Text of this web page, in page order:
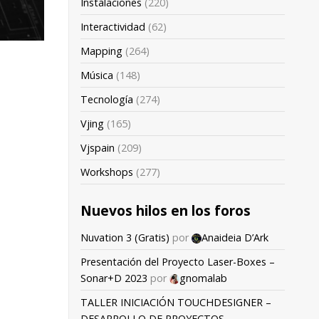
Instalaciones (220)
Interactividad (62)
Mapping (264)
Música (148)
Tecnología (274)
Vjing (165)
Vjspain (209)
Workshops (277)
Nuevos hilos en los foros
Nuvation 3 (Gratis) por
Anaideia D’Ark
Presentación del Proyecto Laser-Boxes –
Sonar+D 2023 por
gnomalab
TALLER INICIACIÓN TOUCHDESIGNER –